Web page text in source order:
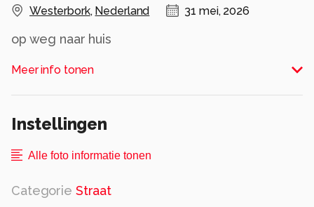
Westerbork, Nederland 31 mei, 2026
op weg naar huis
Alle rechten voorbehouden
Meer info tonen
Instellingen
Alle foto informatie tonen
Categorie Straat